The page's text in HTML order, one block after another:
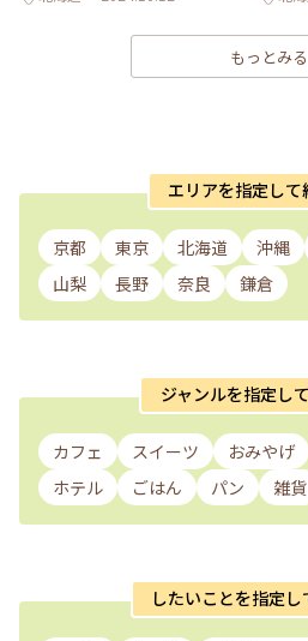
もっとみる
エリアを指定して
京都 東京 北海道 沖縄
山梨
長野 奈良 鎌倉
ジャンルを指定し
カフェ スイーツ おみやげ
ホテル
ごはん パン 雑貨
したいことを指定